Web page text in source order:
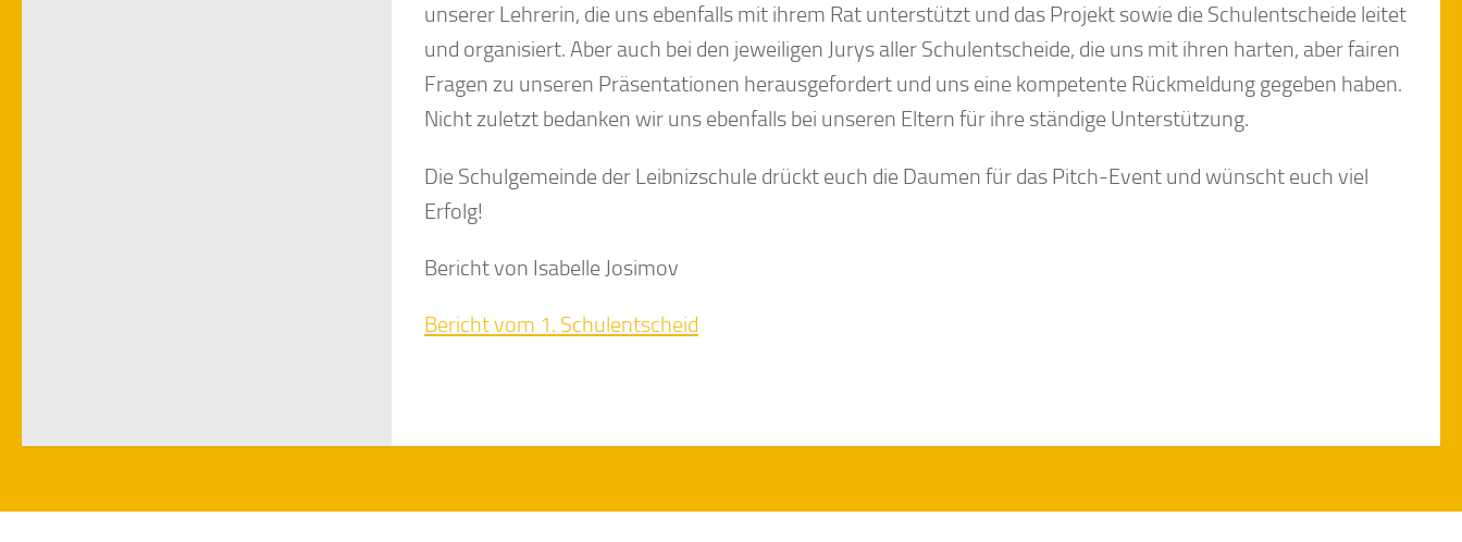
unserer Lehrerin, die uns ebenfalls mit ihrem Rat unterstützt und das Projekt sowie die Schulentscheide leitet
und organisiert. Aber auch bei den jeweiligen Jurys aller Schulentscheide, die uns mit ihren harten, aber fairen
Fragen zu unseren Präsentationen herausgefordert und uns eine kompetente Rückmeldung gegeben haben.
Nicht zuletzt bedanken wir uns ebenfalls bei unseren Eltern für ihre ständige Unterstützung.
Die Schulgemeinde der Leibnizschule drückt euch die Daumen für das Pitch-Event und wünscht euch viel
Erfolg!
Bericht von Isabelle Josimov
Bericht vom 1. Schulentscheid